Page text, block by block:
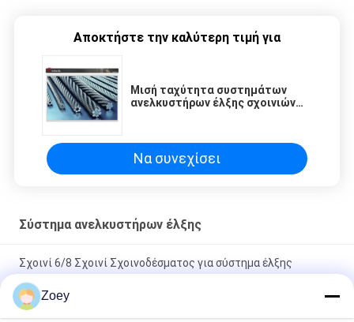
Αποκτήστε την καλύτερη τιμή για
Μισή ταχύτητα συστημάτων
ανελκυστήρων έλξης σχοινιών
Να συνεχίσει
Σύστημα ανελκυστήρων έλξης
Σχοινί 6/8 Σχοινί Σχοινοδέσματος για σύστημα έλξης
ελκυστικής
Ελατά γαλβανισμένα ανοξείδωτο ξάρτια υλικού
Zoey